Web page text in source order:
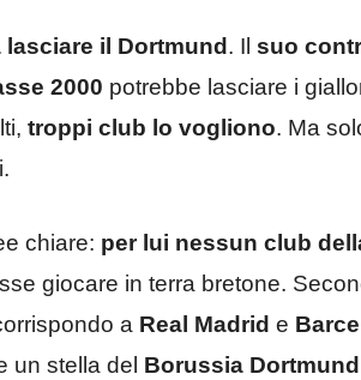
lasciare il Dortmund. Il suo
2000 potrebbe lasciare i
troppi club lo vogliono. Ma
chiare: per lui nessun club
giocare in terra bretone.
a Real Madrid e
un stella del Borussia Dortmund